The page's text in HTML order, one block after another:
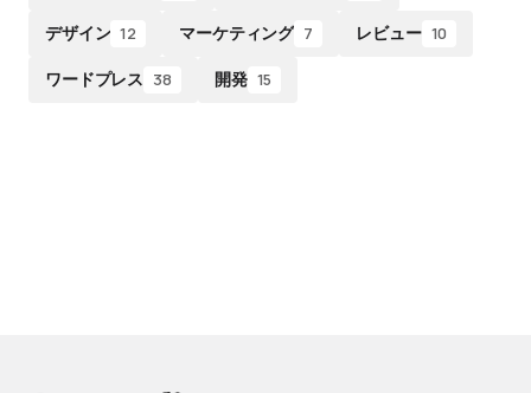
デザイン 12 マーケティング 7 レビュー 10
ワードプレス 38 開発 15